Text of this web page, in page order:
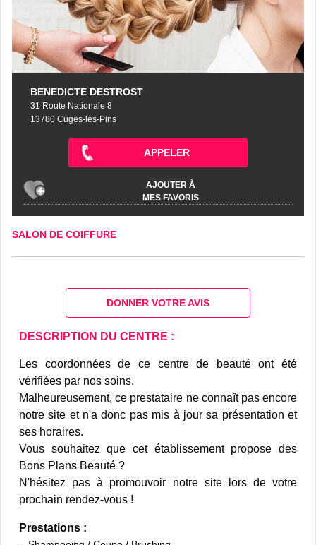
BENEDICTE DESTROST
31 Route Nationale 8
13780 Cuges-les-Pins
APPELER
AJOUTER À
MES FAVORIS
SALON DE COIFFURE
DONNER VOTRE AVIS
DESCRIPTION DU CENTRE :
Les coordonnées de ce centre de beauté ont été
vérifiées par nos soins.
Malheureusement, ce prestataire ne connaît pas encore
notre site et n'a donc pas mis à jour sa présentation et
ses horaires.
Vous souhaitez que cet établissement propose des
Bons Plans Beauté ?
N'hésitez pas à promouvoir notre site lors de votre
prochain rendez-vous !
Prestations :